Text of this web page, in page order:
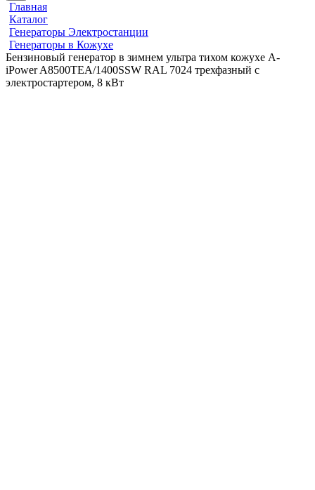
Главная
Каталог
Генераторы Электростанции
Генераторы в Кожухе
Бензиновый генератор в зимнем ультра тихом кожухе A-
iPower A8500TEA/1400SSW RAL 7024 трехфазный с
электростартером, 8 кВт